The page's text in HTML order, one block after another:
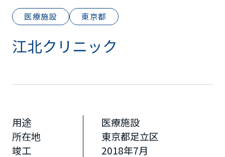
医療施設 東京都
江北クリニック
用途
医療施設
所在地
東京都足立区
竣工
2018年7月